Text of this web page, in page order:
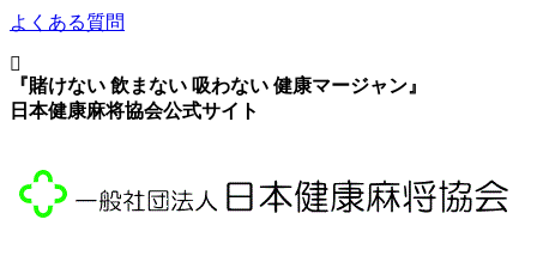
よくある質問
『賭けない 飲まない 吸わない 健康マージャン』
日本健康麻将協会公式サイト